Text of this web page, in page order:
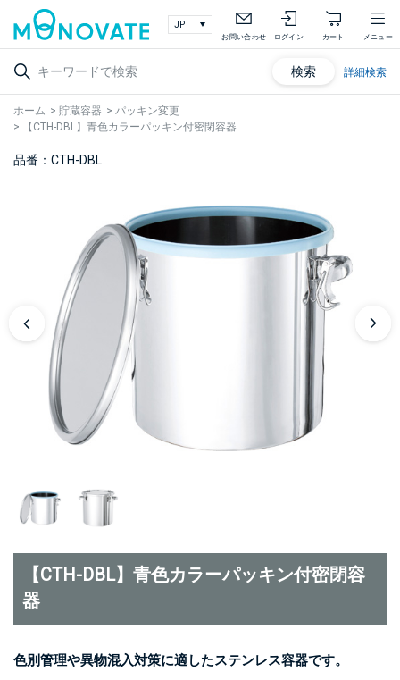
お問い合わせ ログイン カート メニュー
検索 詳細検索
ホーム > 貯蔵容器 > パッキン変更
>
【CTH-DBL】青色カラーパッキン付密閉容器
品番：CTH-DBL
【CTH-DBL】青色カラーパッキン付密閉容
器
色別管理や異物混入対策に適したステンレス容器です。